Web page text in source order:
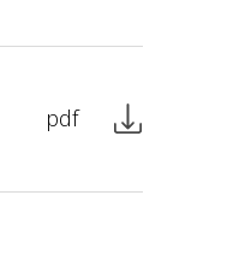
pdf